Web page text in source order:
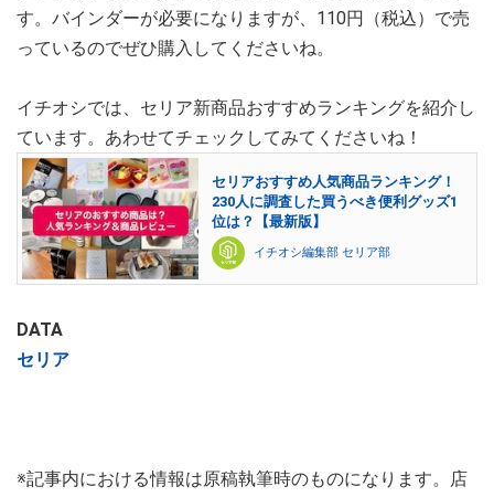
す。バインダーが必要になりますが、110円（税込）で売
っているのでぜひ購入してくださいね。
イチオシでは、セリア新商品おすすめランキングを紹介し
ています。あわせてチェックしてみてくださいね！
セリアおすすめ人気商品ランキング！
230人に調査した買うべき便利グッズ1
位は？【最新版】
イチオシ編集部 セリア部
DATA
セリア
※記事内における情報は原稿執筆時のものになります。店